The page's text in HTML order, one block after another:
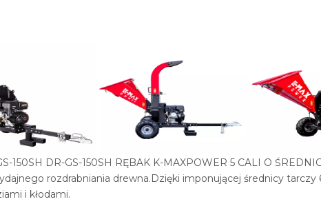
150SH DR-GS-150SH RĘBAK K-MAXPOWER 5 CALI O
rozdrabniania drewna.Dzięki imponującej średnicy tarczy
i kłodami.